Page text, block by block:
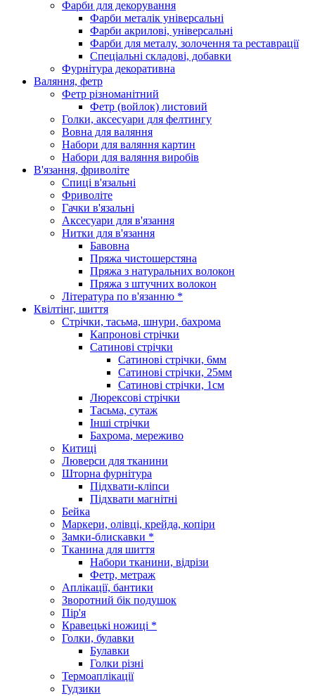
Фарби для декорування
Фарби металік універсальні
Фарби акрилові, універсальні
Фарби для металу, золочення та реставрації
Спеціальні складові, добавки
Фурнітура декоративна
Валяння, фетр
Фетр різноманітний
Фетр (войлок) листовий
Голки, аксесуари для фелтингу
Вовна для валяння
Набори для валяння картин
Набори для валяння виробів
В'язання, фриволіте
Спиці в'язальні
Фриволіте
Гачки в'язальні
Аксесуари для в'язання
Нитки для в'язання
Бавовна
Пряжа чистошерстяна
Пряжа з натуральних волокон
Пряжа з штучних волокон
Література по в'язанню *
Квілтінг, шиття
Стрічки, тасьма, шнури, бахрома
Капронові стрічки
Сатинові стрічки
Сатинові стрічки, 6мм
Сатинові стрічки, 25мм
Сатинові стрічки, 1см
Люрексові стрічки
Тасьма, сутаж
Інші стрічки
Бахрома, мереживо
Китиці
Люверси для тканини
Шторна фурнітура
Підхвати-кліпси
Підхвати магнітні
Бейка
Маркери, олівці, крейда, копіри
Замки-блискавки *
Тканина для шиття
Набори тканини, відрізи
Фетр, метраж
Аплікації, бантики
Зворотний бік подушок
Пір'я
Кравецькі ножиці *
Голки, булавки
Булавки
Голки різні
Термоаплікації
Гудзики